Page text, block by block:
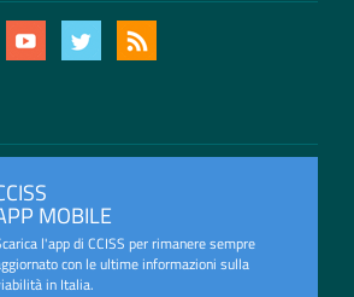
MOBILE
l'app di CCISS per rimanere sempre
con le ultime informazioni sulla
in Italia.